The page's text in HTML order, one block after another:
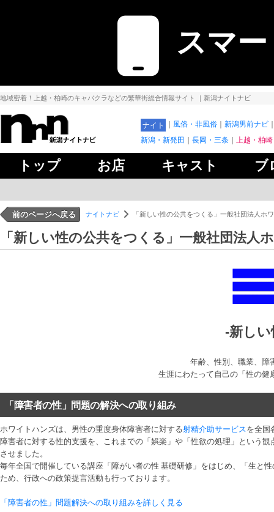
スマ
地域密着！上越・柏崎のキャバクラなどの繁華街総合情報サイト ｜新潟ナイトナビ
ナイト 風俗・非風俗
新潟男前ナビ
新潟・新発田
長岡・三条 上越・柏
トップ お店 キャスト ブ
前のページへ戻る ナイトナビ 「新しい性の公共をつくる」一般社団法人ホ
「新しい性の公共をつくる」一般社団法人
-新し
年齢、性別、職業、障
生涯にわたって自己の「性の
「障害者の性」問題の解決への取り組み
ホワイトハンズは、男性の重度身体障害者に対する射精介助サービス を全国
障害者に対する性的支援を、これまでの「娯楽」や「性欲の処理」という
させました。
毎年全国で開催している講座「障がい者の性 基礎研修」をはじめ、「生と
ため、行政への政策提言活動も行っております。
「障害者の性」問題解決への取り組みを詳しく見る